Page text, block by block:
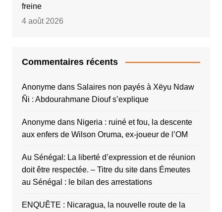
freine
4 août 2026
Commentaires récents
Anonymedans Salaires non payés à Xëyu Ndaw
Ñi : Abdourahmane Diouf s’explique
Anonymedans Nigeria : ruiné et fou, la descente
aux enfers de Wilson Oruma, ex-joueur de l’OM
Au Sénégal: La liberté d’expression et de réunion
doit être respectée. – Titre du sitedans Émeutes
au Sénégal : le bilan des arrestations
ENQUÊTE : Nicaragua, la nouvelle route de la